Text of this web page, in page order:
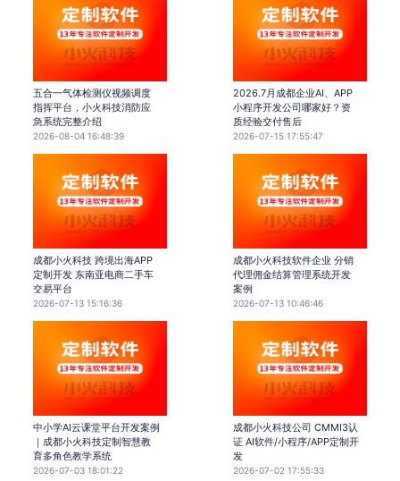
五合一气体检测仪视频调度
指挥平台，小火科技消防应
急系统完整介绍
2026-08-04 16:48:39
2026.7月成都企业AI、APP
小程序开发公司哪家好？资
质经验交付售后
2026-07-15 17:55:47
成都小火科技 跨境出海APP
定制开发 东南亚电商二手车
交易平台
2026-07-13 15:16:36
成都小火科技软件企业 分销
代理佣金结算管理系统开发
案例
2026-07-13 10:46:46
中小学AI云课堂平台开发案例
｜成都小火科技定制智慧教
育多角色教学系统
2026-07-03 18:01:22
成都小火科技公司 CMMI3认
证 AI软件/小程序/APP定制开
发
2026-07-02 17:55:33